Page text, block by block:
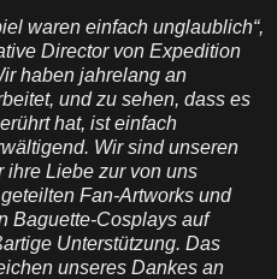
waren einfach unglaublich“,
Director von Expedition
haben jahrelang an
und zu sehen, dass es
hat, ist einfach
Wir sind unseren
ihre Liebe zur von uns
Fan-Artworks und
Baguette-Cosplays auf
Unterstützung. Das
unseres Dankes an